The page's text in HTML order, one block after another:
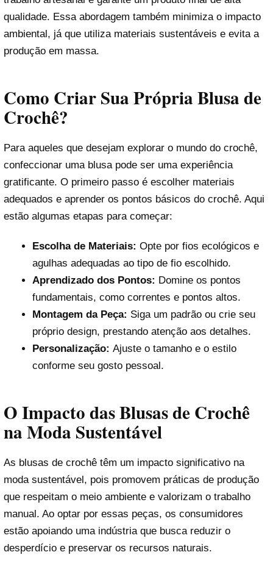
qualidade. Essa abordagem também minimiza o impacto
ambiental, já que utiliza materiais sustentáveis e evita a
produção em massa.
Como Criar Sua Própria Blusa de
Crochê?
Para aqueles que desejam explorar o mundo do crochê,
confeccionar uma blusa pode ser uma experiência
gratificante. O primeiro passo é escolher materiais
adequados e aprender os pontos básicos do crochê. Aqui
estão algumas etapas para começar:
Escolha de Materiais: Opte por fios ecológicos e
agulhas adequadas ao tipo de fio escolhido.
Aprendizado dos Pontos: Domine os pontos
fundamentais, como correntes e pontos altos.
Montagem da Peça: Siga um padrão ou crie seu
próprio design, prestando atenção aos detalhes.
Personalização: Ajuste o tamanho e o estilo
conforme seu gosto pessoal.
O Impacto das Blusas de Crochê
na Moda Sustentável
As blusas de crochê têm um impacto significativo na
moda sustentável, pois promovem práticas de produção
que respeitam o meio ambiente e valorizam o trabalho
manual. Ao optar por essas peças, os consumidores
estão apoiando uma indústria que busca reduzir o
desperdício e preservar os recursos naturais.